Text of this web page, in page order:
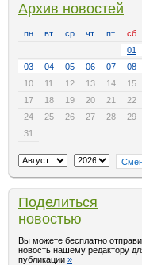
Архив новостей
пн вт ср чт пт сб
01
03
04 05 06 07 08
10
11 12 13 14 15
17
18 19 20 21 22
24
25 26 27 28 29
31
Поделиться
новостью
Вы можете бесплатно
новость нашему редактору
публикации »